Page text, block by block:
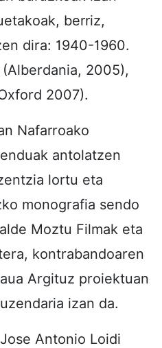
berriz,
dira: 1940-1960.
2005),
2007).
Nafarroako
antolatzen
lortu eta
monografia sendo
Moztu Filmak eta
kontrabandoaren
Argituz proiektuan
izan da.
Antonio Loidi